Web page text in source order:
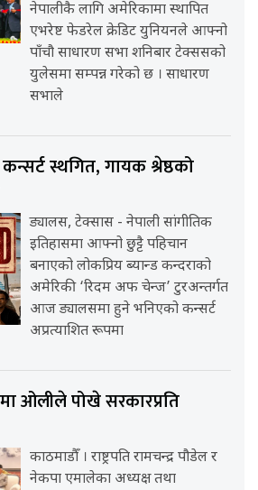
नेपालीकै लागि अमेरिकामा स्थापित
एभरेष्ट फेडरेल क्रेडिट युनियनले आफ्नो
पाँचौ साधारण सभा शनिबार टेक्ससको
युलेसमा सम्पन्न गरेको छ । साधारण
सभाले
स्थगित, गायक श्रेष्ठको
ड्यालस, टेक्सास - नेपाली सांगीतिक
इतिहासमा आफ्नो छुट्टै पहिचान
बनाएको लोकप्रिय ब्यान्ड कन्दराको
अमेरिकी ‘रिदम अफ चेन्ज’ टुरअन्तर्गत
आज ड्यालसमा हुने भनिएको कन्सर्ट
अप्रत्याशित रूपमा
ओलीले पोखे सरकारप्रति
काठमाडौँ । राष्ट्रपति रामचन्द्र पौडेल र
नेकपा एमालेका अध्यक्ष तथा